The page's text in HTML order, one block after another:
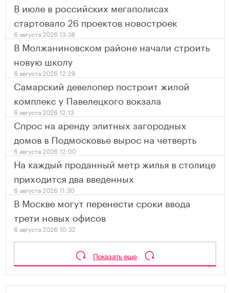
В июле в российских мегаполисах
стартовало 26 проектов новостроек
6 августа 2026 13:38
В Молжаниновском районе начали строить
новую школу
6 августа 2026 12:29
Самарский девелопер построит жилой
комплекс у Павелецкого вокзала
6 августа 2026 12:13
Спрос на аренду элитных загородных
домов в Подмосковье вырос на четверть
6 августа 2026 12:00
На каждый проданный метр жилья в столице
приходится два введенных
6 августа 2026 11:30
В Москве могут перенести сроки ввода
трети новых офисов
6 августа 2026 10:32
Показать еще